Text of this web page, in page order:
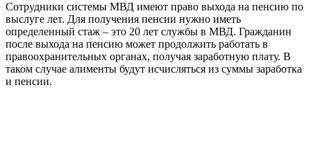
Сотрудники системы МВД имеют право выхода на пенсию по
выслуге лет. Для получения пенсии нужно иметь
определенный стаж – это 20 лет службы в МВД. Гражданин
после выхода на пенсию может продолжить работать в
правоохранительных органах, получая заработную плату. В
таком случае алименты будут исчисляться из суммы заработка
и пенсии.